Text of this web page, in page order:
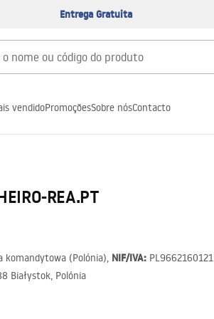
Entrega Gratuita
vendidoPromoçõesSobre nósContacto
REA.PT
komandytowa (Polónia), NIF/IVA: PL9662160121
Białystok, Polónia